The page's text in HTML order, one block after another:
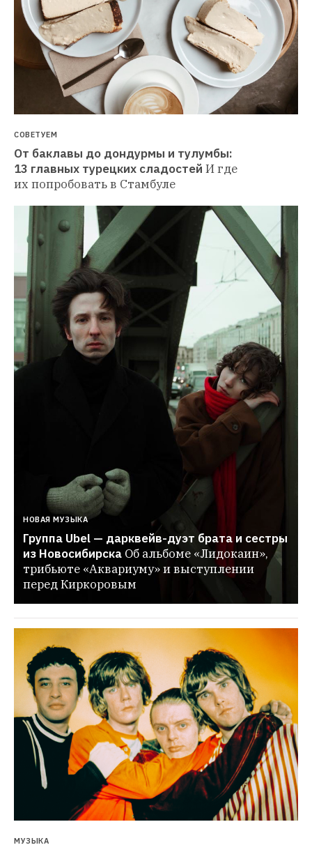
СОВЕТУЕМ
От баклавы до дондурмы и тулумбы:
13 главных турецких сладостей И где
их попробовать в Стамбуле
НОВАЯ МУЗЫКА
Группа Ubel — дарквейв-дуэт брата и сестры
из Новосибирска Об альбоме «Лидокаин»,
трибьюте «Аквариуму» и выступлении
перед Киркоровым
МУЗЫКА